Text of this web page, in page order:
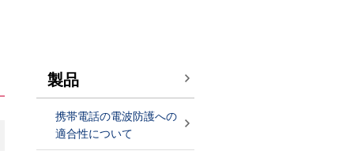
製品
携帯電話の電波防護への
適合性について